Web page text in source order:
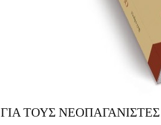
ΓΙΑ ΤΟΥΣ ΝΕΟΠΑΓΑΝΙΣΤΕΣ ἡ